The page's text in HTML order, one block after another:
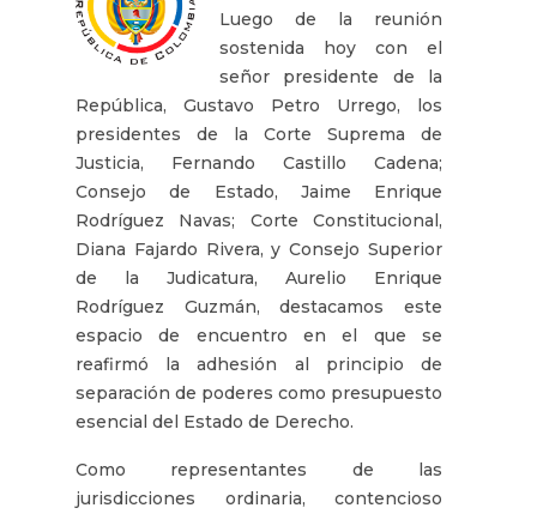
Luego de la reunión
sostenida hoy con el
señor presidente de la
República, Gustavo Petro Urrego, los
presidentes de la Corte Suprema de
Justicia, Fernando Castillo Cadena;
Consejo de Estado, Jaime Enrique
Rodríguez Navas; Corte Constitucional,
Diana Fajardo Rivera, y Consejo Superior
de la Judicatura, Aurelio Enrique
Rodríguez Guzmán, destacamos este
espacio de encuentro en el que se
reafirmó la adhesión al principio de
separación de poderes como presupuesto
esencial del Estado de Derecho.
Como representantes de las
jurisdicciones ordinaria, contencioso